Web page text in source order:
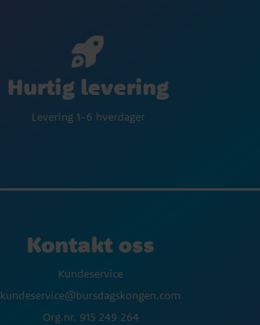
Hurtig levering
Levering 1-6 hverdager
Kontakt oss
Kundeservice
kundeservice@bursdagskongen.com
Org.nr. 915 249 264